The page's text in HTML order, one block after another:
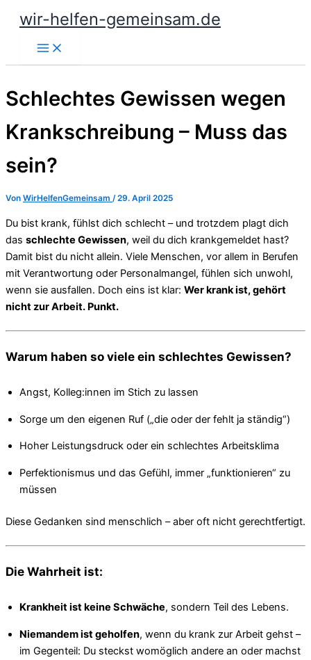
Zum
Inhalt
springen
wir-helfen-gemeinsam.de
Schlechtes Gewissen wegen
Krankschreibung – Muss das
sein?
Von WirHelfenGemeinsam /29. April 2025
Du bist krank, fühlst dich schlecht – und trotzdem plagt dich
das schlechte Gewissen, weil du dich krankgemeldet hast?
Damit bist du nicht allein. Viele Menschen, vor allem in Berufen
mit Verantwortung oder Personalmangel, fühlen sich unwohl,
wenn sie ausfallen. Doch eins ist klar: Wer krank ist, gehört
nicht zur Arbeit. Punkt.
Warum haben so viele ein schlechtes Gewissen?
Angst, Kolleg:innen im Stich zu lassen
Sorge um den eigenen Ruf („die oder der fehlt ja ständig“)
Hoher Leistungsdruck oder ein schlechtes Arbeitsklima
Perfektionismus und das Gefühl, immer „funktionieren“ zu
müssen
Diese Gedanken sind menschlich – aber oft nicht gerechtfertigt.
Die Wahrheit ist:
Krankheit ist keine Schwäche, sondern Teil des Lebens.
Niemandem ist geholfen, wenn du krank zur Arbeit gehst –
im Gegenteil: Du steckst womöglich andere an oder machst